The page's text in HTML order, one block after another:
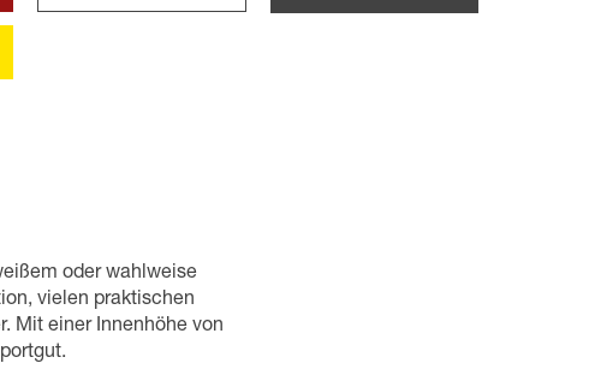
oder wahlweise
vielen praktischen
Mit einer Innenhöhe von